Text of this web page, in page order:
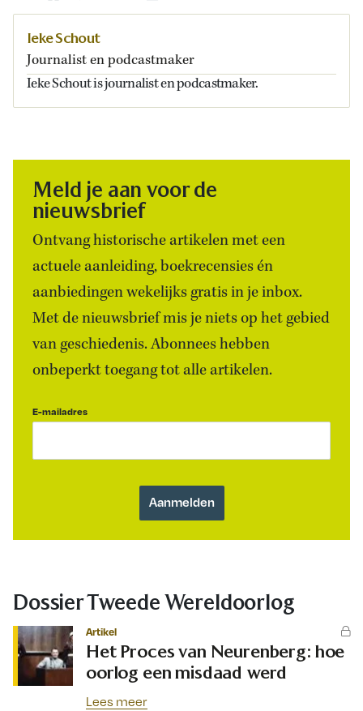
Ieke Schout
Journalist en podcastmaker
Ieke Schout is journalist en podcastmaker.
Meld je aan voor de
nieuwsbrief
Ontvang historische artikelen met een
actuele aanleiding, boekrecensies én
aanbiedingen wekelijks gratis in je inbox.
Met de nieuwsbrief mis je niets op het gebied
van geschiedenis. Abonnees hebben
onbeperkt toegang tot alle artikelen.
E-mailadres
Dossier Tweede Wereldoorlog
Artikel
Het Proces van Neurenberg: hoe
oorlog een misdaad werd
Lees meer